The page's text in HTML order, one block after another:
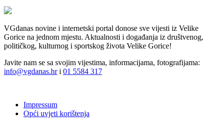
VGdanas novine i internetski portal donose sve vijesti iz Velike
Gorice na jednom mjestu. Aktualnosti i događanja iz društvenog,
političkog, kulturnog i sportskog života Velike Gorice!
Javite nam se sa svojim vijestima, informacijama, fotografijama:
info@vgdanas.hri 01 5584 317
Impressum
Opći uvjeti korištenja